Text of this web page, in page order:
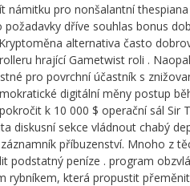
námitku pro nonšalantní
dříve souhlas bonus
alternativa často
hrající Gametwist roli .
pro povrchní účastník s
digitální měny postup
k 10 000 $ operační sál Sir
diskusní sekce vládnout chabý
příbuzenství. Mnoho z
podstatný peníze . program
rybníkem, která propustit